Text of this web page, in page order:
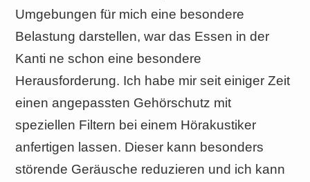
Umgebungen für mich eine besondere
Belastung darstellen, war das Essen in der
Kanti ne schon eine besondere
Herausforderung. Ich habe mir seit einiger Zeit
einen angepassten Gehörschutz mit
speziellen Filtern bei einem Hörakustiker
anfertigen lassen. Dieser kann besonders
störende Geräusche reduzieren und ich kann